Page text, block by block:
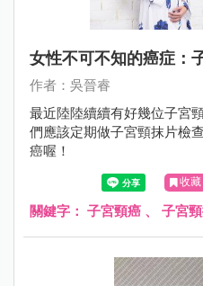
女性不可不知的癌症：
作者：吳晉睿
最近陸陸續續有好幾位子宮
們應該定期做子宮頸抹片檢
癌喔！
收藏
關鍵字： 子宮頸癌 、 子宮